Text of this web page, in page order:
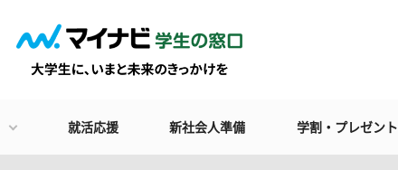
就活応援 新社会人準備 学割・プレゼント